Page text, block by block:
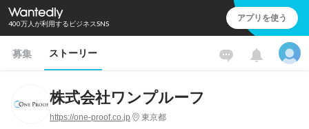
400万人が利用するビジネスSNS アプリを使う
募集 ストーリー
株式会社ワンプルーフ
https://one-proof.co.jp 東京都